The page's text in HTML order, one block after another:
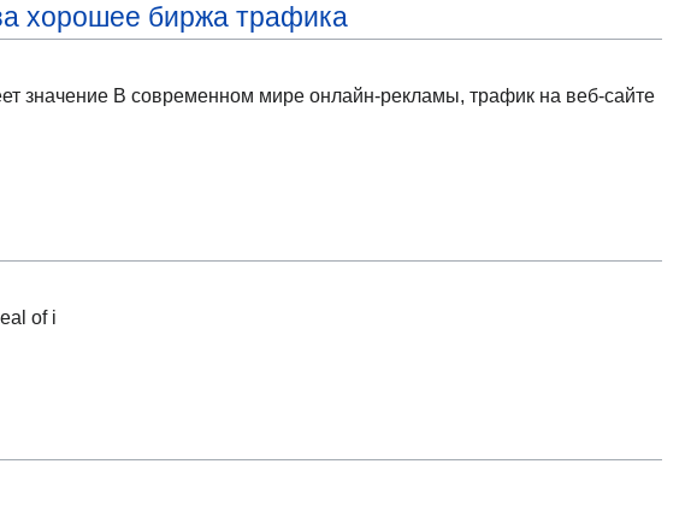
хорошее биржа трафика
значение В современном мире онлайн-рекламы, трафик на веб-сайте
of i